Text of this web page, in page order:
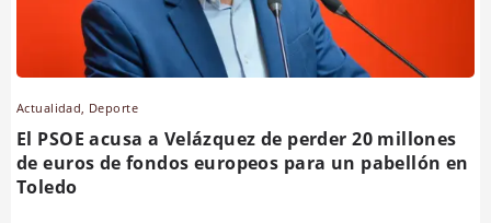
Actualidad, Deporte
El PSOE acusa a Velázquez de perder 20 millones
de euros de fondos europeos para un pabellón en
Toledo